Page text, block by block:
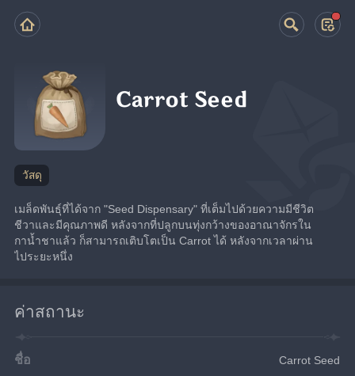
Carrot Seed
วัสดุ
เมล็ดพันธุ์ที่ได้จาก "Seed Dispensary" ที่เต็มไปด้วยความมีชีวิต
ชีวาและมีคุณภาพดี หลังจากที่ปลูกบนทุ่งกว้างของอาณาจักรใน
กาน้ำชาแล้ว ก็สามารถเติบโตเป็น Carrot ได้ หลังจากเวลาผ่าน
ไประยะหนึ่ง
ค่าสถานะ
ชื่อ Carrot Seed